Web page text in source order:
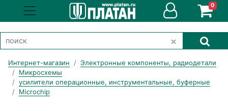
0
Интернет-магазин
Электронные компоненты, радиодетали
Микросхемы
усилители операционные, инструментальные, буферные
Microchip